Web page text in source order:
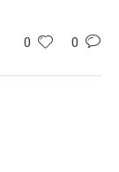
0 0